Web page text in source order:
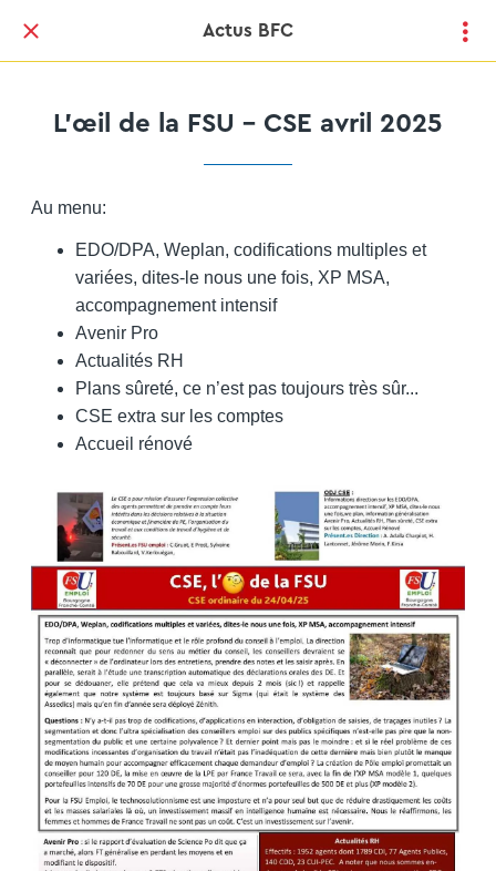
Actus BFC
L'œil de la FSU - CSE avril 2025
Au menu:
EDO/DPA, Weplan, codifications multiples et
variées, dites-le nous une fois, XP MSA,
accompagnement intensif
Avenir Pro
Actualités RH
Plans sûreté, ce n’est pas toujours très sûr...
CSE extra sur les comptes
Accueil rénové